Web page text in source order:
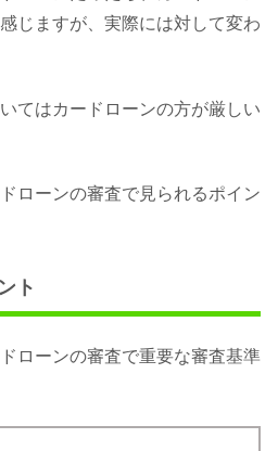
じますが、実際には対して変わ
てはカードローンの方が厳しい
ローンの審査で見られるポイン
ト
ローンの審査で重要な審査基準